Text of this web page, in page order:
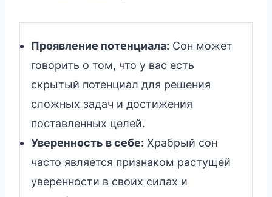
Проявление потенциала: Сон может
говорить о том, что у вас есть
скрытый потенциал для решения
сложных задач и достижения
поставленных целей.
Уверенность в себе: Храбрый сон
часто является признаком растущей
уверенности в своих силах и